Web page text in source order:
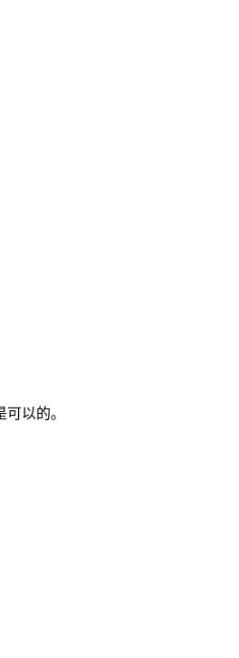
以的。